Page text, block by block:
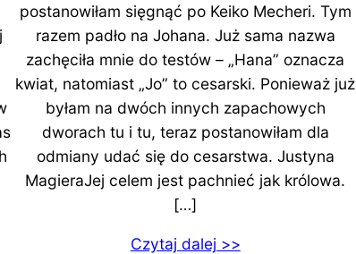
postanowiłam sięgnąć po Keiko Mecheri. Tym
razem padło na Johana. Już sama nazwa
zachęciła mnie do testów – „Hana” oznacza
kwiat, natomiast „Jo” to cesarski. Ponieważ już
byłam na dwóch innych zapachowych
dworach tu i tu, teraz postanowiłam dla
odmiany udać się do cesarstwa. Justyna
MagieraJej celem jest pachnieć jak królowa.
[…]
Czytaj dalej >>